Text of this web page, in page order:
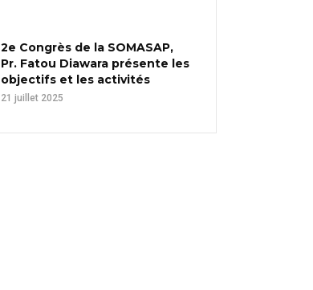
2e Congrès de la SOMASAP,
Pr. Fatou Diawara présente les
objectifs et les activités
21 juillet 2025